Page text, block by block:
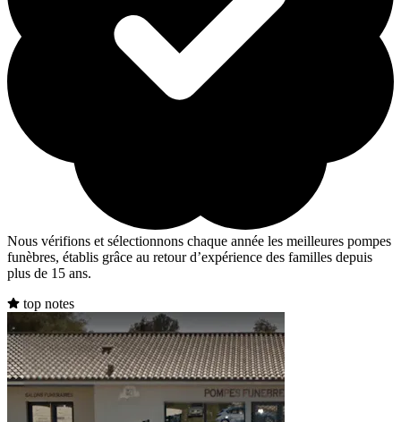
Nous vérifions et sélectionnons chaque année les meilleures pompes
funèbres, établis grâce au retour d’expérience des familles depuis
plus de 15 ans.
top notes